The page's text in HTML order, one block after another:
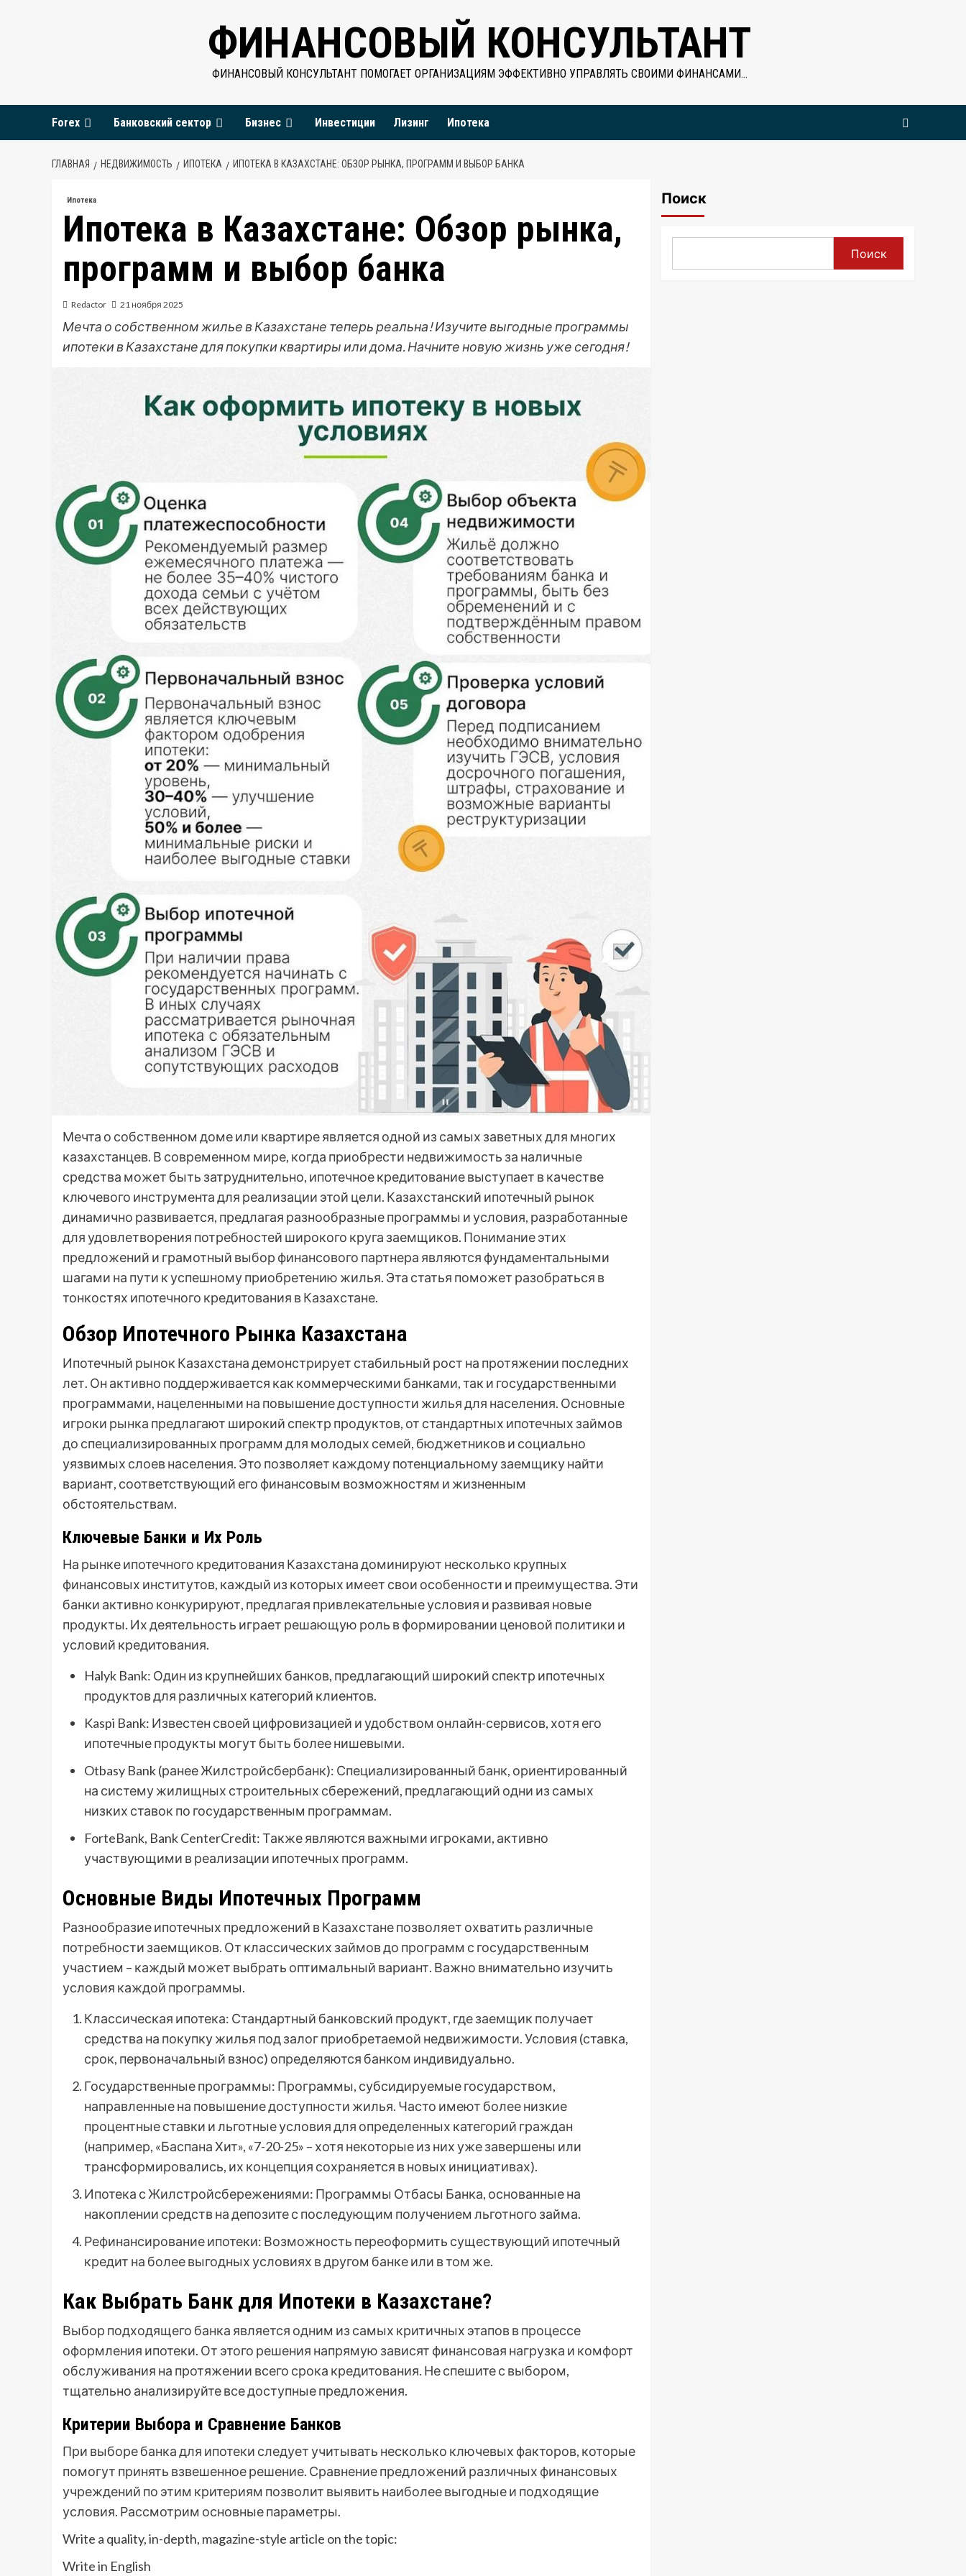
ФИНАНСОВЫЙ КОНСУЛЬТАНТ
ФИНАНСОВЫЙ КОНСУЛЬТАНТ ПОМОГАЕТ ОРГАНИЗАЦИЯМ ЭФФЕКТИВНО УПРАВЛЯТЬ СВОИМИ ФИНАНСАМИ…
Forex Банковский сектор Бизнес Инвестиции Лизинг Ипотека
ГЛАВНАЯ НЕДВИЖИМОСТЬ ИПОТЕКА ИПОТЕКА В КАЗАХСТАНЕ: ОБЗОР РЫНКА, ПРОГРАММ И ВЫБОР БАНКА
Ипотека
Ипотека в Казахстане: Обзор рынка,
программ и выбор банка
Redactor 21 ноября 2025
Мечта о собственном жилье в Казахстане теперь реальна! Изучите выгодные программы
ипотеки в Казахстане для покупки квартиры или дома. Начните новую жизнь уже сегодня!
Мечта о собственном доме или квартире является одной из самых заветных для многих
казахстанцев. В современном мире, когда приобрести недвижимость за наличные
средства может быть затруднительно, ипотечное кредитование выступает в качестве
ключевого инструмента для реализации этой цели. Казахстанский ипотечный рынок
динамично развивается, предлагая разнообразные программы и условия, разработанные
для удовлетворения потребностей широкого круга заемщиков. Понимание этих
предложений и грамотный выбор финансового партнера являются фундаментальными
шагами на пути к успешному приобретению жилья. Эта статья поможет разобраться в
тонкостях ипотечного кредитования в Казахстане.
Обзор Ипотечного Рынка Казахстана
Ипотечный рынок Казахстана демонстрирует стабильный рост на протяжении последних
лет. Он активно поддерживается как коммерческими банками, так и государственными
программами, нацеленными на повышение доступности жилья для населения. Основные
игроки рынка предлагают широкий спектр продуктов, от стандартных ипотечных займов
до специализированных программ для молодых семей, бюджетников и социально
уязвимых слоев населения. Это позволяет каждому потенциальному заемщику найти
вариант, соответствующий его финансовым возможностям и жизненным
обстоятельствам.
Ключевые Банки и Их Роль
На рынке ипотечного кредитования Казахстана доминируют несколько крупных
финансовых институтов, каждый из которых имеет свои особенности и преимущества. Эти
банки активно конкурируют, предлагая привлекательные условия и развивая новые
продукты. Их деятельность играет решающую роль в формировании ценовой политики и
условий кредитования.
Halyk Bank: Один из крупнейших банков, предлагающий широкий спектр ипотечных
продуктов для различных категорий клиентов.
Kaspi Bank: Известен своей цифровизацией и удобством онлайн-сервисов, хотя его
ипотечные продукты могут быть более нишевыми.
Otbasy Bank (ранее Жилстройсбербанк): Специализированный банк, ориентированный
на систему жилищных строительных сбережений, предлагающий одни из самых
низких ставок по государственным программам.
ForteBank, Bank CenterCredit: Также являются важными игроками, активно
участвующими в реализации ипотечных программ.
Основные Виды Ипотечных Программ
Разнообразие ипотечных предложений в Казахстане позволяет охватить различные
потребности заемщиков. От классических займов до программ с государственным
участием – каждый может выбрать оптимальный вариант. Важно внимательно изучить
условия каждой программы.
Классическая ипотека: Стандартный банковский продукт, где заемщик получает
средства на покупку жилья под залог приобретаемой недвижимости. Условия (ставка,
срок, первоначальный взнос) определяются банком индивидуально.
Государственные программы: Программы, субсидируемые государством,
направленные на повышение доступности жилья. Часто имеют более низкие
процентные ставки и льготные условия для определенных категорий граждан
(например, «Баспана Хит», «7-20-25» – хотя некоторые из них уже завершены или
трансформировались, их концепция сохраняется в новых инициативах).
Ипотека с Жилстройсбережениями: Программы Отбасы Банка, основанные на
накоплении средств на депозите с последующим получением льготного займа.
Рефинансирование ипотеки: Возможность переоформить существующий ипотечный
кредит на более выгодных условиях в другом банке или в том же.
Как Выбрать Банк для Ипотеки в Казахстане?
Выбор подходящего банка является одним из самых критичных этапов в процессе
оформления ипотеки. От этого решения напрямую зависят финансовая нагрузка и комфорт
обслуживания на протяжении всего срока кредитования. Не спешите с выбором,
тщательно анализируйте все доступные предложения.
Критерии Выбора и Сравнение Банков
При выборе банка для ипотеки следует учитывать несколько ключевых факторов, которые
помогут принять взвешенное решение. Сравнение предложений различных финансовых
учреждений по этим критериям позволит выявить наиболее выгодные и подходящие
условия. Рассмотрим основные параметры.
Write a quality, in-depth, magazine-style article on the topic:
Write in English
Поиск
Поиск